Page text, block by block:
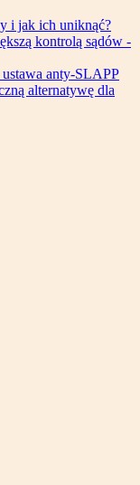
i jak ich uniknąć?
kontrolą sądów -
anty-SLAPP
alternatywę dla